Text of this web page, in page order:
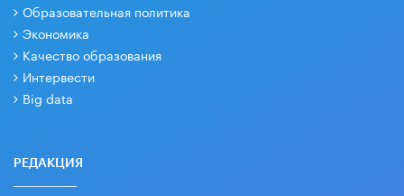
Образовательная политика
Экономика
Качество образования
Интервести
Big data
РЕДАКЦИЯ